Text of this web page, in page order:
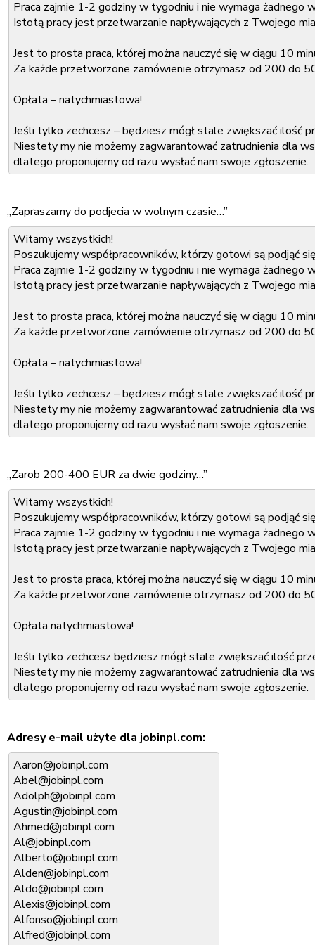
Adres e-mail:
Miasto, w którym mieszkasz:
Wniosek należy wysłać na nasz adres e-mail: xxx@xxx.com
Odpowiedź otrzymasz w ciągu dwóch dni roboczych.
Z poważaniem,
Praca zajmie 1-2 godziny w tygodniu i nie wymaga żadnego
Istotą pracy jest przetwarzanie napływających z Twojego
Jest to prosta praca, której można nauczyć się w ciągu 10
Za każde przetworzone zamówienie otrzymasz od 200 do
Opłata – natychmiastowa!
Jeśli tylko zechcesz – będziesz mógł stale zwiększać ilość
Niestety my nie możemy zagwarantować zatrudnienia dla
dlatego proponujemy od razu wysłać nam swoje zgłoszenie.
Co należy podać w zgłoszeniu:
Imię i nazwisko:
Adres e-mail:
Miasto, w którym mieszkasz:
Wniosek należy wysłać na nasz adres e-mail: xxx@xxx.com
Odpowiedź otrzymasz w ciągu dwóch dni roboczych.
Z poważaniem,
„Zapraszamy do podjecia w wolnym czasie…”
Witamy wszystkich!
Poszukujemy współpracowników, którzy gotowi są podjąć
Praca zajmie 1-2 godziny w tygodniu i nie wymaga żadnego
Istotą pracy jest przetwarzanie napływających z Twojego
Jest to prosta praca, której można nauczyć się w ciągu 10
Za każde przetworzone zamówienie otrzymasz od 200 do
Opłata – natychmiastowa!
Jeśli tylko zechcesz – będziesz mógł stale zwiększać ilość
Niestety my nie możemy zagwarantować zatrudnienia dla
dlatego proponujemy od razu wysłać nam swoje zgłoszenie.
Co należy podać w zgłoszeniu:
Imię i nazwisko:
Adres e-mail:
Miasto, w którym mieszkasz:
Wniosek należy wysłać na nasz adres e-mail: xxx@xxx.com
Odpowiedź otrzymasz w ciągu dwóch dni roboczych.
Z poważaniem,
„Zarob 200-400 EUR za dwie godziny…”
Witamy wszystkich!
Poszukujemy współpracowników, którzy gotowi są podjąć
Praca zajmie 1-2 godziny w tygodniu i nie wymaga żadnego
Istotą pracy jest przetwarzanie napływających z Twojego
Jest to prosta praca, której można nauczyć się w ciągu 10
Za każde przetworzone zamówienie otrzymasz od 200 do
Opłata natychmiastowa!
Jeśli tylko zechcesz będziesz mógł stale zwiększać ilość
Niestety my nie możemy zagwarantować zatrudnienia dla
dlatego proponujemy od razu wysłać nam swoje zgłoszenie.
Co należy podać w zgłoszeniu:
Imię i nazwisko:
Adres e-mail:
Miasto, w którym mieszkasz:
Wniosek należy wysłać na nasz adres e-mail:
Odpowiedź otrzymasz w ciągu dwóch dni roboczych.
Z poważaniem,
xxx
Adresy e-mail użyte dla jobinpl.com:
Aaron@jobinpl.com
Abel@jobinpl.com
Adolph@jobinpl.com
Agustin@jobinpl.com
Ahmed@jobinpl.com
Al@jobinpl.com
Alberto@jobinpl.com
Alden@jobinpl.com
Aldo@jobinpl.com
Alexis@jobinpl.com
Alfonso@jobinpl.com
Alfred@jobinpl.com